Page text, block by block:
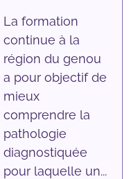
La formation
continue à la
région du genou
a pour objectif de
mieux
comprendre la
pathologie
diagnostiquée
pour laquelle un...